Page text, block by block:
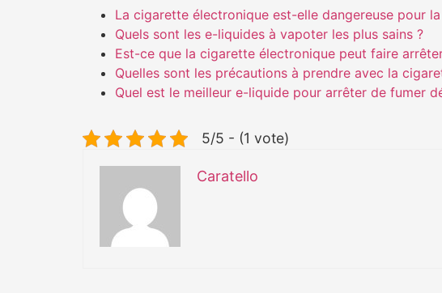
La cigarette électronique est-elle dangereuse pour
Quels sont les e-liquides à vapoter les plus sains ?
Est-ce que la cigarette électronique peut faire
Quelles sont les précautions à prendre avec la
Quel est le meilleur e-liquide pour arrêter de fumer
5/5 - (1 vote)
Caratello